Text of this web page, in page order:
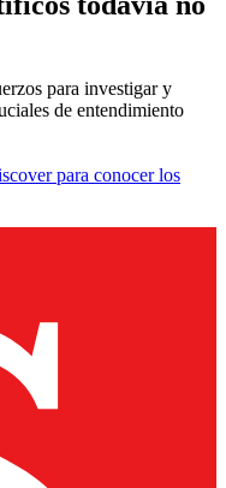
para investigar y
de entendimiento
para conocer los